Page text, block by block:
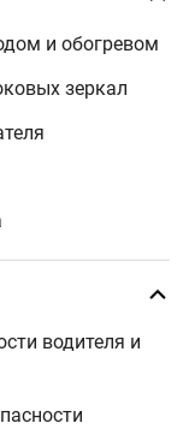
и обогревом
зеркал
водителя и